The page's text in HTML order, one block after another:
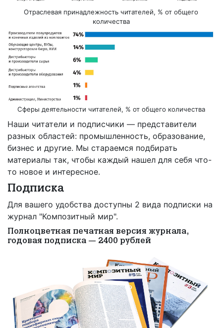
Отраслевая принадлежность читателей, % от общего
количества
Сферы деятельности читателей, % от общего количества
Наши читатели и подписчики — представители
разных областей: промышленность, образование,
бизнес и другие. Мы стараемся подбирать
материалы так, чтобы каждый нашел для себя что-
то новое и интересное.
Подписка
Для вашего удобства доступны 2 вида подписки на
журнал "Композитный мир".
Полноцветная печатная версия журнала,
годовая подписка — 2400 рублей